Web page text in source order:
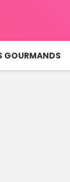
GOURMANDS